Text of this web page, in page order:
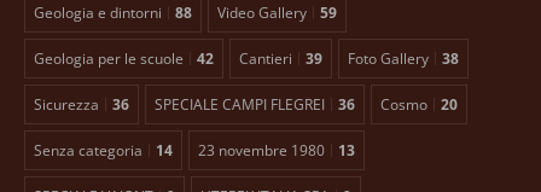
Geologia e dintorni 88 Video Gallery 59
Geologia per le scuole 42 Cantieri 39 Foto Gallery 38
Sicurezza 36 SPECIALE CAMPI FLEGREI 36 Cosmo 20
Senza categoria 14 23 novembre 1980 13